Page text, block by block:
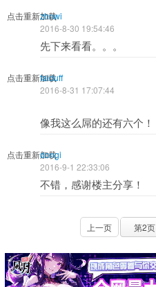
点击重新加载
zhnwi
2016-8-30 19:54:46
先下来看看。。。
点击重新加载
faiduff
2016-8-31 17:07:44
像我这么屌的还有六个！
点击重新加载
dongi
2016-9-1 22:33:06
不错，感谢楼主分享！
上一页 第2页